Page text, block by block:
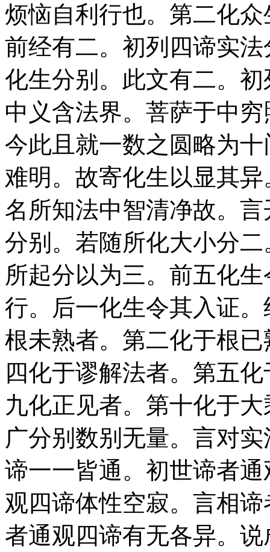
烦恼自利行也。第二化
前经有二。初列四谛实
化生分别。此文有二。
中义含法界。菩萨于中
今此且就一数之圆略为
难明。故寄化生以显其
名所知法中智清净故。
分别。若随所化大小分
所起分以为三。前五化
行。后一化生令其入证
根未熟者。第二化于根
四化于谬解法者。第五
九化正见者。第十化于
广分别数别无量。言对
谛一一皆通。初世谛者
观四谛体性空寂。言相
者通观四谛有无各异。